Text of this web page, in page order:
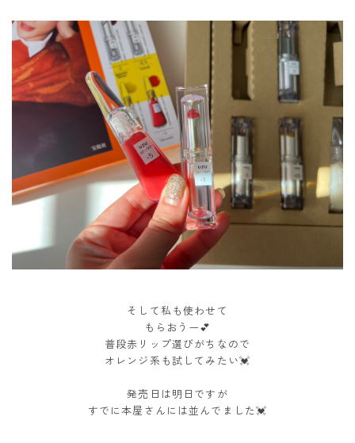
そして私も使わせて
もらおうー💕
普段赤リップ選びがちなので
オレンジ系も試してみたい💓
発売日は明日ですが
すでに本屋さんには並んでました💓